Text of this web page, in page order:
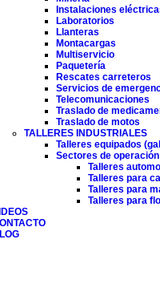
Instalaciones
Laboratorios
Llanteras
Montacargas
Multiservicio
Paquetería
Rescates carreteros
Servicios de
Telecomunicaciones
Traslado de
Traslado de motos
TALLERES INDUSTRIALES
Talleres equipados
Sectores de operación
Talleres
Talleres para
Talleres para
Talleres para